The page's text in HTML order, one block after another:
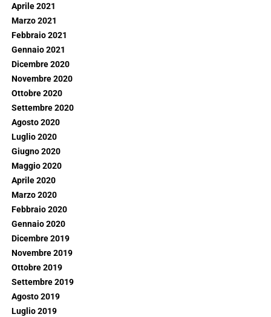
Aprile 2021
Marzo 2021
Febbraio 2021
Gennaio 2021
Dicembre 2020
Novembre 2020
Ottobre 2020
Settembre 2020
Agosto 2020
Luglio 2020
Giugno 2020
Maggio 2020
Aprile 2020
Marzo 2020
Febbraio 2020
Gennaio 2020
Dicembre 2019
Novembre 2019
Ottobre 2019
Settembre 2019
Agosto 2019
Luglio 2019